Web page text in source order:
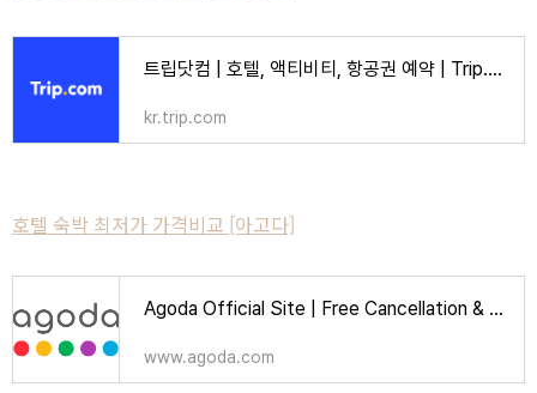
트립닷컴 | 호텔, 액티비티, 항공권 예약 | Trip.com
kr.trip.com
호텔 숙박 최저가 가격비교 [아고다]
Agoda Official Site | Free Cancellation & Booking Deals | Over 2 Million Hotels
www.agoda.com